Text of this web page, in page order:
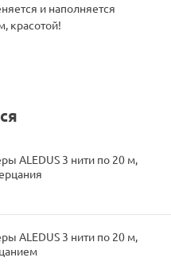
и наполняется
красотой!
ALEDUS 3 нити по 20 м,
ALEDUS 3 нити по 20 м,